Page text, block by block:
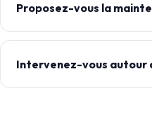
Proposez-vous la
Intervenez-vous autour